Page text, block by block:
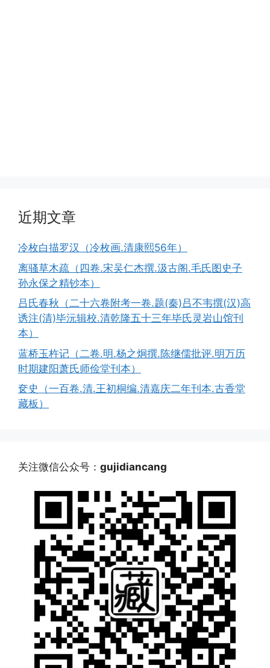
近期文章
冷枚白描罗汉（冷枚画.清康熙56年）
离骚草木疏（四卷.宋吴仁杰撰.汲古阁.毛氏图史子
孙永保之精钞本）
吕氏春秋（二十六卷附考一卷.题(秦)吕不韦撰(汉)高
诱注(清)毕沅辑校.清乾隆五十三年毕氏灵岩山馆刊
本）
蓝桥玉杵记（二卷.明.杨之炯撰.陈继儒批评.明万历
时期建阳萧氏师俭堂刊本）
奁史（一百卷.清.王初桐编.清嘉庆二年刊本.古香堂
藏板）
关注微信公众号： gujidiancang